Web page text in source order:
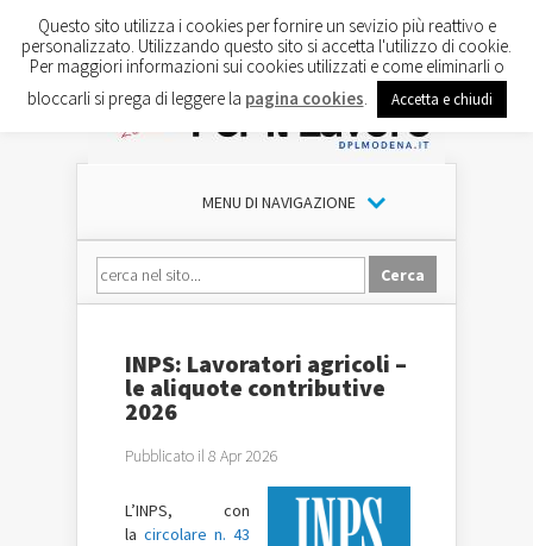
MENU DI NAVIGAZIONE
INPS: Lavoratori agricoli –
le aliquote contributive
2026
Pubblicato il 8 Apr 2026
L’INPS, con
la circolare n. 43
Questo sito utilizza i cookies per fornire un sevizio più reattivo e
personalizzato. Utilizzando questo sito si accetta l'utilizzo di cookie.
Per maggiori informazioni sui cookies utilizzati e come eliminarli o
bloccarli si prega di leggere la pagina cookies Accetta e chiudi